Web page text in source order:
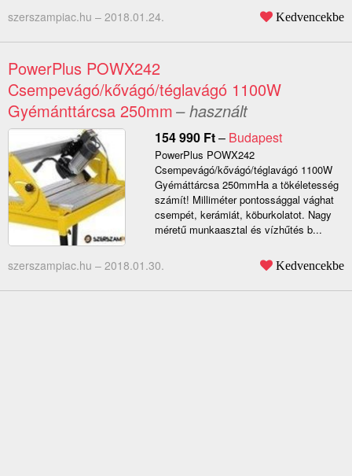
szerszampiac.hu – 2018.01.24. Kedvencekbe
PowerPlus POWX242
Csempevágó/kővágó/téglavágó 1100W
Gyémánttárcsa 250mm– használt
154 990 Ft– Budapest
PowerPlus POWX242
Csempevágó/kővágó/téglavágó 1100W
Gyémáttárcsa 250mmHa a tökéletesség
számít! Milliméter pontossággal vághat
csempét, kerámiát, köburkolatot. Nagy
méretű munkaasztal és vízhűtés b...
szerszampiac.hu – 2018.01.30. Kedvencekbe